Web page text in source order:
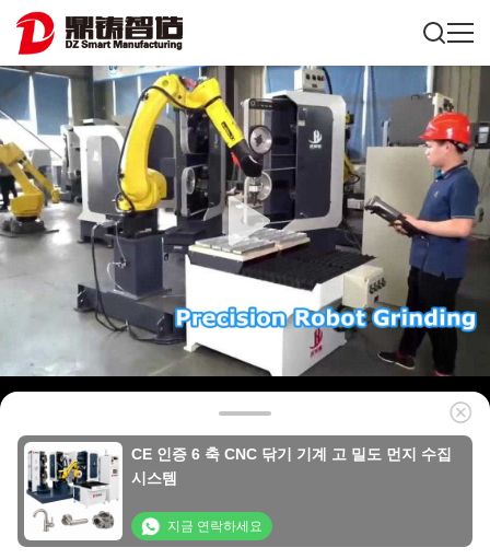
CE 인증 6 축 CNC 닦기 기계 고 밀도 먼지 수집
시스템
지금 연락하세요